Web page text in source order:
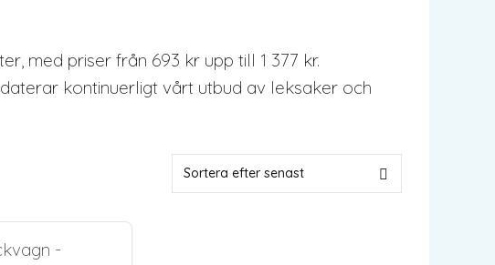
med priser från 693 kr upp till 1 377 kr.
kontinuerligt vårt utbud av leksaker och